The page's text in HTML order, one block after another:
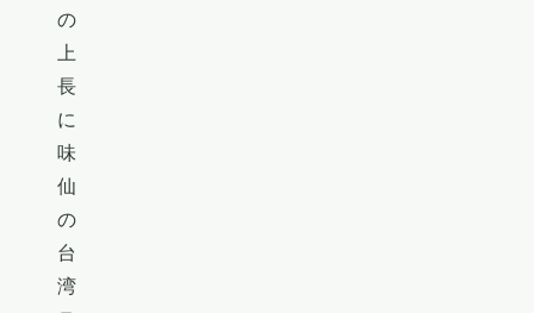
の
上
長
に
味
仙
の
台
湾